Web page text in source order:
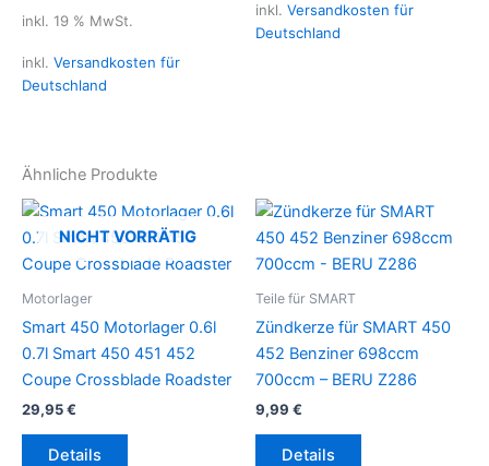
inkl. 19 % MwSt.
inkl. Versandkosten für
Deutschland
inkl. Versandkosten für
Deutschland
Ähnliche Produkte
NICHT VORRÄTIG
Motorlager
Smart 450 Motorlager 0.6l
0.7l Smart 450 451 452
Coupe Crossblade Roadster
29,95€
Details
Teile für SMART
Zündkerze für SMART 450
452 Benziner 698ccm
700ccm – BERU Z286
9,99 €
Details